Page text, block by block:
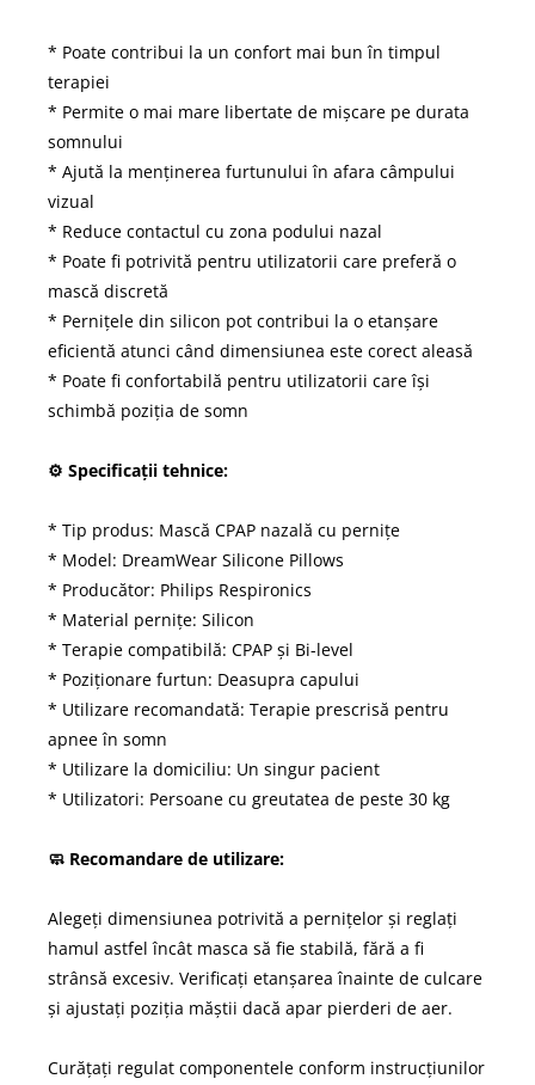
* Poate contribui la un confort mai bun în timpul
terapiei
* Permite o mai mare libertate de mișcare pe durata
somnului
* Ajută la menținerea furtunului în afara câmpului
vizual
* Reduce contactul cu zona podului nazal
* Poate fi potrivită pentru utilizatorii care preferă o
mască discretă
* Pernițele din silicon pot contribui la o etanșare
eficientă atunci când dimensiunea este corect aleasă
* Poate fi confortabilă pentru utilizatorii care își
schimbă poziția de somn
⚙️ Specificații tehnice:
* Tip produs: Mască CPAP nazală cu pernițe
* Model: DreamWear Silicone Pillows
* Producător: Philips Respironics
* Material pernițe: Silicon
* Terapie compatibilă: CPAP și Bi-level
* Poziționare furtun: Deasupra capului
* Utilizare recomandată: Terapie prescrisă pentru
apnee în somn
* Utilizare la domiciliu: Un singur pacient
* Utilizatori: Persoane cu greutatea de peste 30 kg
🧼 Recomandare de utilizare:
Alegeți dimensiunea potrivită a pernițelor și reglați
hamul astfel încât masca să fie stabilă, fără a fi
strânsă excesiv. Verificați etanșarea înainte de culcare
și ajustați poziția măștii dacă apar pierderi de aer.
Curățați regulat componentele conform instrucțiunilor